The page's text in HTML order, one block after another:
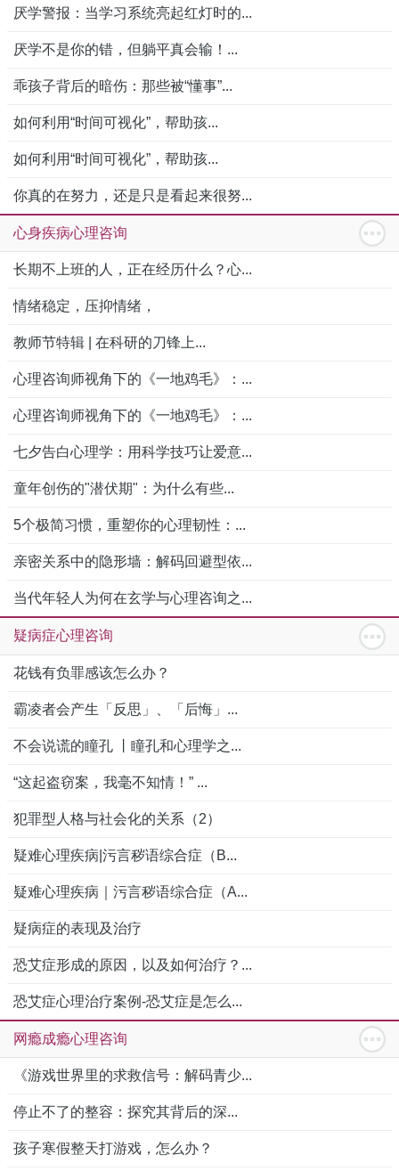
厌学警报：当学习系统亮起红灯时的...
厌学不是你的错，但躺平真会输！...
乖孩子背后的暗伤：那些被“懂事”...
如何利用“时间可视化”，帮助孩...
如何利用“时间可视化”，帮助孩...
你真的在努力，还是只是看起来很努...
心身疾病心理咨询
长期不上班的人，正在经历什么？心...
情绪稳定，压抑情绪，
教师节特辑 | 在科研的刀锋上...
心理咨询师视角下的《一地鸡毛》：...
心理咨询师视角下的《一地鸡毛》：...
七夕告白心理学：用科学技巧让爱意...
童年创伤的"潜伏期"：为什么有些...
5个极简习惯，重塑你的心理韧性：...
亲密关系中的隐形墙：解码回避型依...
当代年轻人为何在玄学与心理咨询之...
疑病症心理咨询
花钱有负罪感该怎么办？
霸凌者会产生「反思」、「后悔」...
不会说谎的瞳孔 丨瞳孔和心理学之...
“这起盗窃案，我毫不知情！” ...
犯罪型人格与社会化的关系（2）
疑难心理疾病|污言秽语综合症（B...
疑难心理疾病｜污言秽语综合症（A...
疑病症的表现及治疗
恐艾症形成的原因，以及如何治疗？...
恐艾症心理治疗案例-恐艾症是怎么...
网瘾成瘾心理咨询
《游戏世界里的求救信号：解码青少...
停止不了的整容：探究其背后的深...
孩子寒假整天打游戏，怎么办？